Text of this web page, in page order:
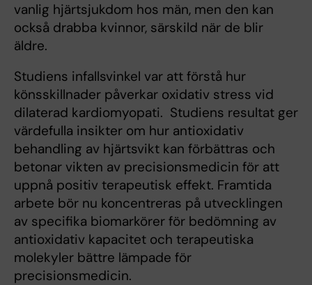
vanlig hjärtsjukdom hos män, men den kan
också drabba kvinnor, särskild när de blir
äldre.
Studiens infallsvinkel var att förstå hur
könsskillnader påverkar oxidativ stress vid
dilaterad kardiomyopati. Studiens resultat ger
värdefulla insikter om hur antioxidativ
behandling av hjärtsvikt kan förbättras och
betonar vikten av precisionsmedicin för att
uppnå positiv terapeutisk effekt. Framtida
arbete bör nu koncentreras på utvecklingen
av specifika biomarkörer för bedömning av
antioxidativ kapacitet och terapeutiska
molekyler bättre lämpade för
precisionsmedicin.